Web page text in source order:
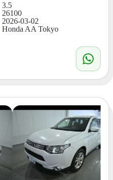
3.5
26100
2026-03-02
Honda AA Tokyo